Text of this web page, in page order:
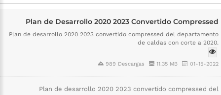
Plan de Desarrollo 2020 2023 Convertido Compressed
Plan de desarrollo 2020 2023 convertido compressed del departamento
de caldas con corte a 2020.
989 Descargas 11.35 MB 01-15-2022
Plan de desarrollo 2020 2023 convertido compressed del